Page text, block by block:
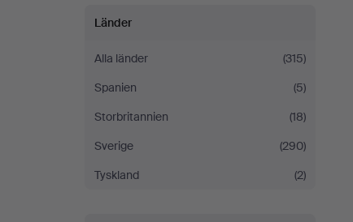
Länder
Alla länder
(315)
Spanien
(5)
Storbritannien
(18)
Sverige
(290)
Tyskland
(2)